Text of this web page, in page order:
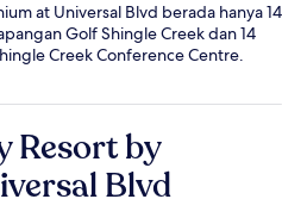
at Universal Blvd berada hanya 14
Golf Shingle Creek dan 14
Creek Conference Centre.
Resort by
Blvd